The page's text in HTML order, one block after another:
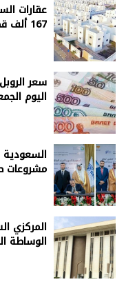
عقارات
167 ألف قطعة عقارية في 5 مناطق
سعر
اليوم
مشروعات
المركزي
الوساطة